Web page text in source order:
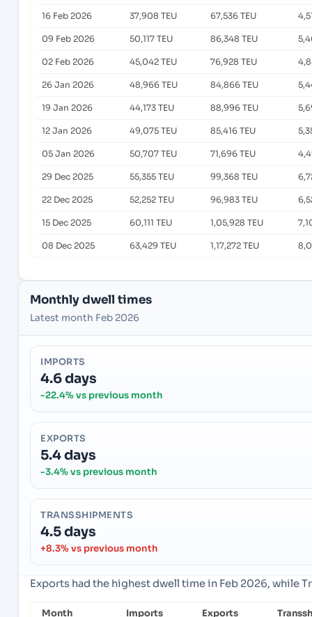
16 Feb 2026 37,908 TEU 67,536 TEU
09 Feb 2026 50,117 TEU 86,348 TEU
02 Feb 2026 45,042 TEU 76,928 TEU
26 Jan 2026 48,966 TEU 84,866 TEU
19 Jan 2026 44,173 TEU 88,996 TEU
12 Jan 2026 49,075 TEU 85,416 TEU
05 Jan 2026 50,707 TEU 71,696 TEU
29 Dec 2025 55,355 TEU 99,368 TEU
22 Dec 2025 52,252 TEU 96,983 TEU
15 Dec 2025 60,111 TEU 1,05,928 TEU
08 Dec 2025 63,429 TEU 1,17,272 TEU
Monthly dwell times
Latest month Feb 2026
IMPORTS
4.6 days
-22.4% vs previous month
EXPORTS
5.4 days
-3.4% vs previous month
TRANSSHIPMENTS
4.5 days
+8.3% vs previous month
Exports had the highest dwell time in Feb 2026, while
Month Imports Exports